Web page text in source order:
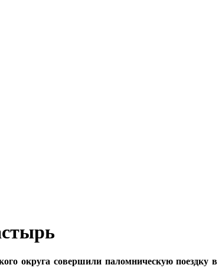
округа совершили паломническую поездку в